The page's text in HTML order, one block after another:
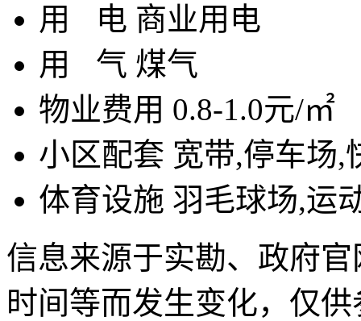
用
电 商业用电
用 气 煤气
物业费用 0.8-1.0元/㎡
小区配套 宽带,停车场,
体育设施 羽毛球场,运
信息来源于实勘、政府
时间等而发生变化，仅